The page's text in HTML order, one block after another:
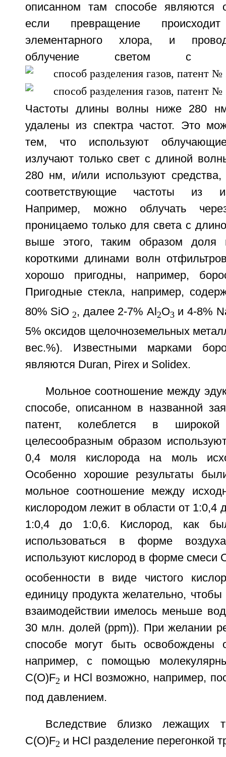
описанном там способе являются
если превращение
элементарного хлора, и
облучение светом с
Частоты длины волны ниже 280
удалены из спектра частот. Это
тем, что используют
излучают только свет с длиной
280 нм, и/или используют
соответствующие частоты из
Например, можно облучать
проницаемо только для света с
выше этого, таким образом доля
короткими длинами волн
хорошо пригодны, например,
Пригодные стекла, например,
80% SiO 2, далее 2-7% Al 2O3 и 4-8%
5% оксидов щелочноземельных
вес.%). Известными марками
являются Duran, Pirex и Solidex.
Мольное соотношение между
способе, описанном в названной
патент, колеблется в
целесообразным образом
0,4 моля кислорода на моль
Особенно хорошие результаты
мольное соотношение между
кислородом лежит в области от 1:0,4
1:0,4 до 1:0,6. Кислород, как
использоваться в форме
используют кислород в форме смеси
особенности в виде чистого
единицу продукта желательно,
взаимодействии имелось меньше
30 млн. долей (ppm)). При желании
способе могут быть освобождены
например, с помощью
C(O)F2 и HCl возможно, например,
под давлением.
Вследствие близко лежащих
C(O)F2 и HCl разделение перегонкой